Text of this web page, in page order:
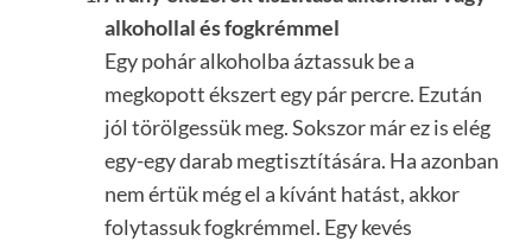
alkohollal és fogkrémmel
Egy pohár alkoholba áztassuk be a
megkopott ékszert egy pár percre. Ezután
jól törölgessük meg. Sokszor már ez is elég
egy-egy darab megtisztítására. Ha azonban
nem értük még el a kívánt hatást, akkor
folytassuk fogkrémmel. Egy kevés